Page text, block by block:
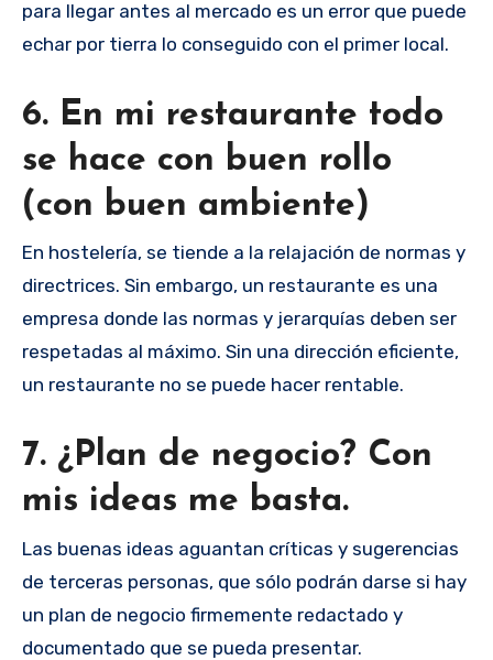
para llegar antes al mercado es un error que puede
echar por tierra lo conseguido con el primer local.
6. En mi restaurante todo
se hace con buen rollo
(con buen ambiente)
En hostelería, se tiende a la relajación de normas y
directrices. Sin embargo, un restaurante es una
empresa donde las normas y jerarquías deben ser
respetadas al máximo. Sin una dirección eficiente,
un restaurante no se puede hacer rentable.
7. ¿Plan de negocio? Con
mis ideas me basta.
Las buenas ideas aguantan críticas y sugerencias
de terceras personas, que sólo podrán darse si hay
un plan de negocio firmemente redactado y
documentado que se pueda presentar.